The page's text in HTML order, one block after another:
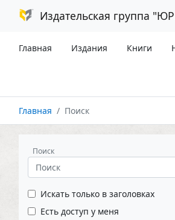
Издательская группа
Главная Издания Книги
Главная Поиск
Поиск
Искать только в заголовках
Есть доступ у меня